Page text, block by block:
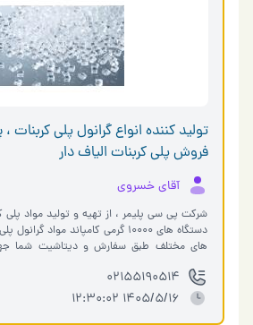
تولید کننده انواع گرانول پلی کربنات
فروش پلی کربنات الیاف دار
آقای خسروی
شرکت پی سی پلیمر ، از تهیه و تولید مواد پلی
دستگاه های ۱۰۰۰۰ گرمی کامپاند
های مختلف طبق سفارش و دیتاشیت شما
02155190514
1405/5/16 12:30:02